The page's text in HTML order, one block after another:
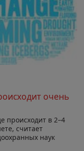
очень
происходит в 2–4
считает
наук